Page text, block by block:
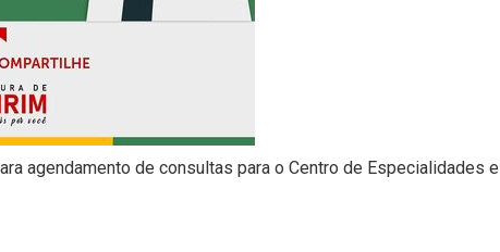
agendamento de consultas para o Centro de Especialidades e